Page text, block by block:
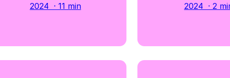
2024 · 11 min 2024 · 2